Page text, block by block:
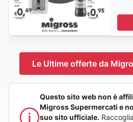
Le Ultime offerte da
Questo sito web non è
Migross Supermercati e
suo sito ufficiale.